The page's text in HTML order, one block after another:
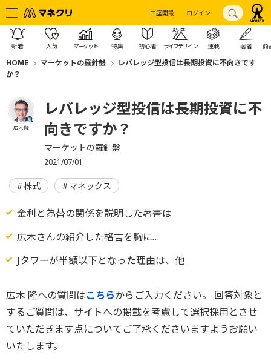
口座開設 ログイン
新着 人気 マーケット 特集 初心者 ライフデザイン 連載 著者 商
HOME マーケットの羅針盤
レバレッジ型投信は長期投資に不向きです
か？
広木 隆
レバレッジ型投信は長期投資に不
向きですか？
マーケットの羅針盤
2021/07/01
株式 マネックス
金利と為替の関係を説明した著書は
広木さんの紹介した格言を胸に…
Jタワーが半額以下となった理由は、他
広木 隆への質問はこちらからご入力ください。 回答対象と
するご質問は、サイトへの掲載を考慮して選択採用とさせ
ていただきます点についてご了承くださいますようお願い
いたします。